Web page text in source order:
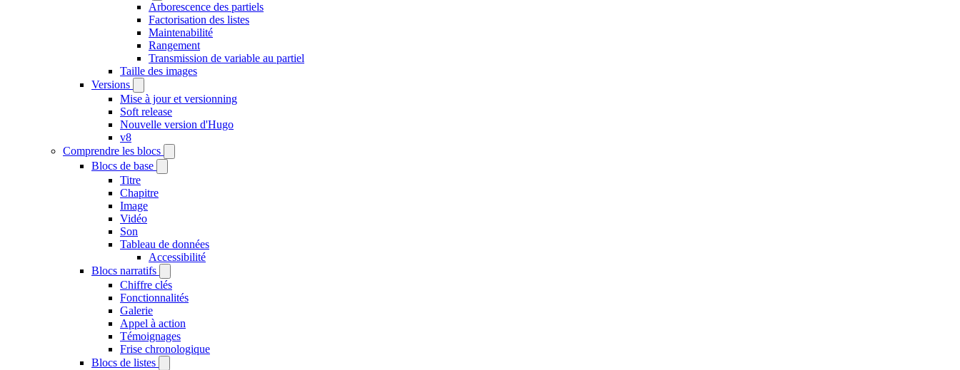
Arborescence des partiels
Factorisation des listes
Maintenabilité
Rangement
Transmission de variable au partiel
Taille des images
Versions
Mise à jour et versionning
Soft release
Nouvelle version d'Hugo
v8
Comprendre les blocs
Blocs de base
Titre
Chapitre
Image
Vidéo
Son
Tableau de données
Accessibilité
Blocs narratifs
Chiffre clés
Fonctionnalités
Galerie
Appel à action
Témoignages
Frise chronologique
Blocs de listes